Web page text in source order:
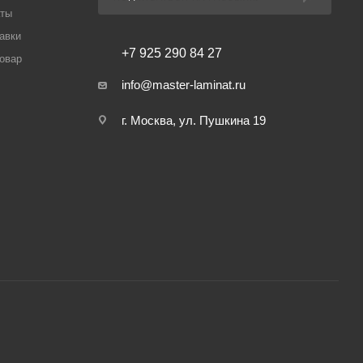
+7 925 290 84 27
info@master-laminat.ru
г. Москва, ул. Пушкина 19